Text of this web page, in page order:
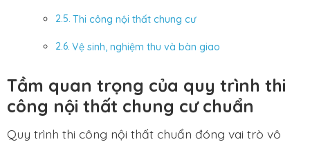
Thi công nội thất chung cư
Vệ sinh, nghiệm thu và bàn giao
Tầm quan trọng của quy trình thi
công nội thất chung cư chuẩn
Quy trình thi công nội thất chuẩn đóng vai trò vô